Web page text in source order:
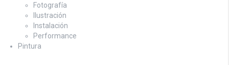
Fotografía
Ilustración
Instalación
Performance
Pintura